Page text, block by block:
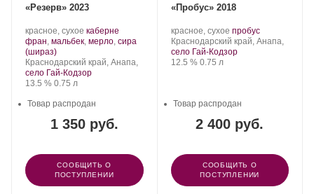
«Резерв» 2023
Производитель:
Шумринка.
красное, сухое .
Сорт
каберне
фран, мальбек, мерло, сира
(шираз).
Регион:
Краснодарский край, Анапа,
село Гай-Кодзор
Крепость
13.5 %. Объем
0.75 л
1 350 руб.
Товар распродан
СООБЩИТЬ О
ПОСТУПЛЕНИИ
«Пробус» 2018
Производитель:
Шумринка.
красное, сухое .
Сорт
винограда:
пробус.
Регион:
Краснодарский край, Анапа,
село Гай-Кодзор
Крепость
12.5 %. Объем
0.75 л
2 400 руб.
Товар распродан
СООБЩИТЬ О
ПОСТУПЛЕНИИ